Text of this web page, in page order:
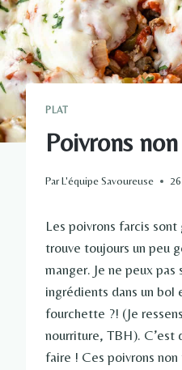
PLAT
Poivrons
ParL'équipe Savoureuse
Les poivrons farcis
trouve toujours un peu
manger. Je ne peux
ingrédients dans un bol
fourchette ?! (Je
nourriture, TBH). C’est
faire ! Ces poivrons